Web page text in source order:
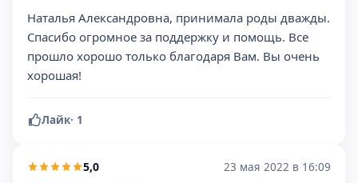
Наталья Александровна, принимала роды дважды.
Спасибо огромное за поддержку и помощь. Все
прошло хорошо только благодаря Вам. Вы очень
хорошая!
Лайк· 1
5,0 23 мая 2022 в 16:09